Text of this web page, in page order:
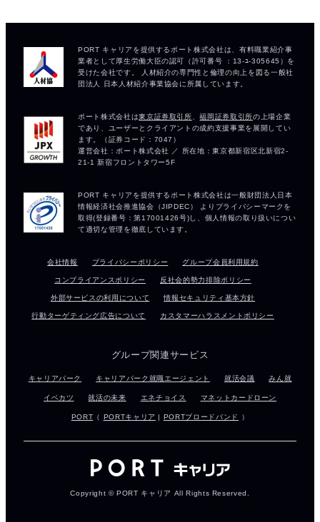
会社情報 プライバシーポリシー グループ会員利用規約
コンプライアンスポリシー 反社会的勢力排除ポリシー
外部サービスの利用について 情報セキュリティ基本方針
行動ターゲティング広告について カスタマーハラスメントポリシー